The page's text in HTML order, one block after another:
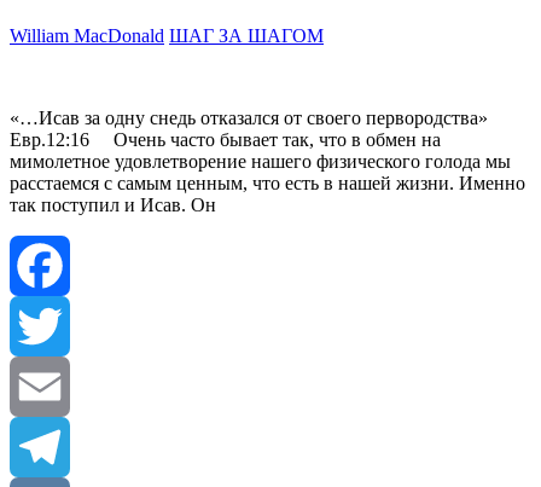
William MacDonald ШАГ ЗА ШАГОМ
«…Исав за одну снедь отказался от своего первородства»
Евр.12:16 Очень часто бывает так, что в обмен на
мимолетное удовлетворение нашего физического голода мы
расстаемся с самым ценным, что есть в нашей жизни. Именно
так поступил и Исав. Он
Facebook
Twitter
Email